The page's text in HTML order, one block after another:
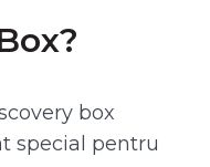
box
special pentru